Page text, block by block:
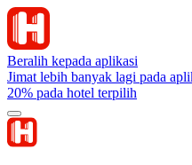
Beralih kepada aplikasi
Jimat lebih banyak lagi pada
20% pada hotel terpilih